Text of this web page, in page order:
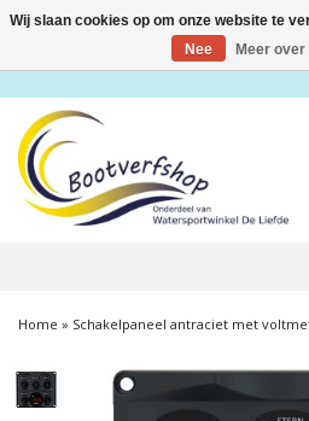
Toggle
Home » Schakelpaneel antraciet met
Wij slaan cookies op om onze website te
Nee
Meer